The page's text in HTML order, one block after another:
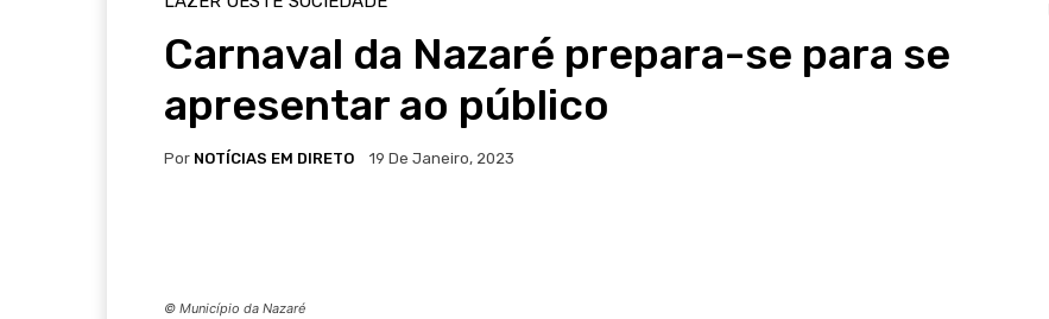
Carnaval da Nazaré prepara-se para se
apresentar ao público
Por NOTÍCIAS EM DIRETO 19 De Janeiro, 2023
© Município da Nazaré